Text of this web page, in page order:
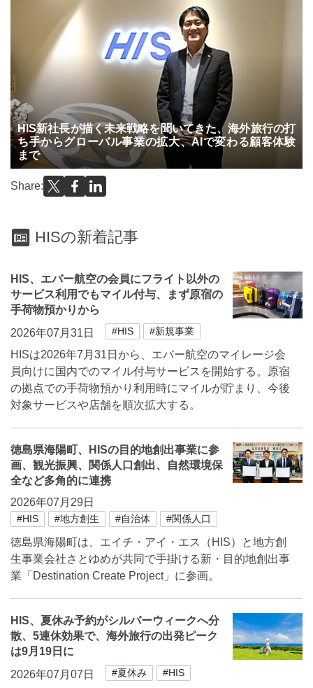
HIS新社長が描く未来戦略を聞いてきた、海外旅行の打
ち手からグローバル事業の拡大、AIで変わる顧客体験
まで
Share:
HISの新着記事
HIS、エバー航空の会員にフライト以外の
サービス利用でもマイル付与、まず原宿の
手荷物預かりから
2026年07月31日
#HIS #新規事業
HISは2026年7月31日から、エバー航空のマイレージ会
員向けに国内でのマイル付与サービスを開始する。原宿
の拠点での手荷物預かり利用時にマイルが貯まり、今後
対象サービスや店舗を順次拡大する。
徳島県海陽町、HISの目的地創出事業に参
画、観光振興、関係人口創出、自然環境保
全など多角的に連携
2026年07月29日
#HIS #地方創生 #自治体 #関係人口
徳島県海陽町は、エイチ・アイ・エス（HIS）と地方創
生事業会社さとゆめが共同で手掛ける新・目的地創出事
業「Destination Create Project」に参画。
HIS、夏休み予約がシルバーウィークへ分
散、5連休効果で、海外旅行の出発ピーク
は9月19日に
2026年07月07日
#夏休み #HIS